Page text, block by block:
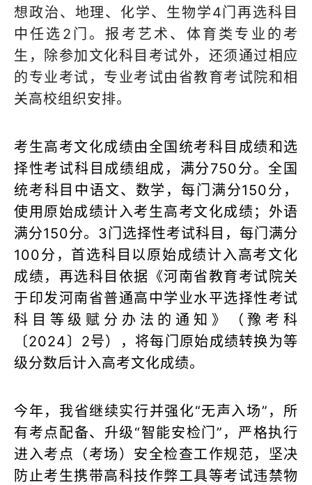
想政治、地理、化学、生物学4门再选科目
中任选2门。报考艺术、体育类专业的考
生，除参加文化科目考试外，还须通过相应
的专业考试，专业考试由省教育考试院和相
关高校组织安排。
考生高考文化成绩由全国统考科目成绩和选
择性考试科目成绩组成，满分750分。全国
统考科目中语文、数学，每门满分150分，
使用原始成绩计入考生高考文化成绩；外语
满分150分。3门选择性考试科目，每门满分
100分，首选科目以原始成绩计入高考文化
成绩，再选科目依据《河南省教育考试院关
于印发河南省普通高中学业水平选择性考试
科目等级赋分办法的通知》（豫考科
〔2024〕2号），将每门原始成绩转换为等
级分数后计入高考文化成绩。
今年，我省继续实行并强化“无声入场”，所
有考点配备、升级“智能安检门”，严格执行
进入考点（考场）安全检查工作规范，坚决
防止考生携带高科技作弊工具等考试违禁物